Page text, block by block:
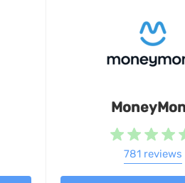
781 reviews